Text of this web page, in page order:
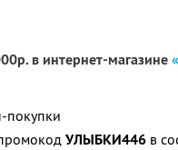
в интернет-магазине
покупки
УЛЫБКИ446 в